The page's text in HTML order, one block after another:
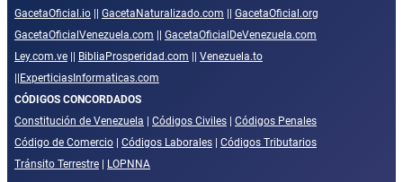
GacetaOficial.io
GacetaNaturalizado.com
GacetaOficial.org
GacetaOficialVenezuela.com
GacetaOficialDeVenezuela.com
Ley.com.ve
BibliaProsperidad.com
Venezuela.to
ExperticiasInformaticas.com
CÓDIGOS CONCORDADOS
Constitución de Venezuela
Códigos Civiles
Códigos Penales
Código de Comercio
Códigos Laborales
Códigos Tributarios
Tránsito Terrestre
LOPNNA